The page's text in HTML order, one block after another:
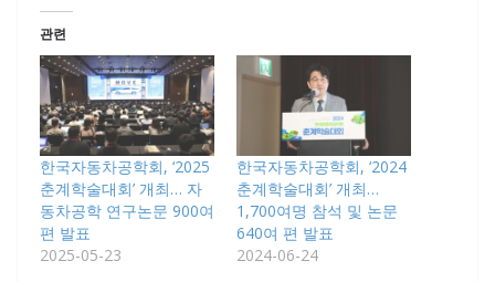
관련
한국자동차공학회, ‘2025
춘계학술대회’ 개최… 자
동차공학 연구논문 900여
편 발표
2025-05-23
한국자동차공학회, ‘2024
춘계학술대회’ 개최…
1,700여명 참석 및 논문
640여 편 발표
2024-06-24